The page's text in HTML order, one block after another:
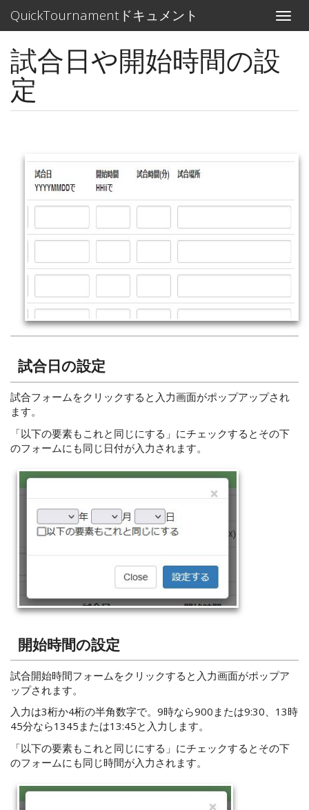
QuickTournamentドキュメント
Toggle
試合日や開始時間の設
定
試合日の設定
試合フォームをクリックすると入力画面がポップアップされ
ます。
「以下の要素もこれと同じにする」にチェックするとその下
のフォームにも同じ日付が入力されます。
開始時間の設定
試合開始時間フォームをクリックすると入力画面がポップア
ップされます。
入力は3桁か4桁の半角数字で。9時なら900または9:30、13時
45分なら1345または13:45と入力します。
「以下の要素もこれと同じにする」にチェックするとその下
のフォームにも同じ時間が入力されます。